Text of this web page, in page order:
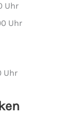
Uhr
Uhr
Uhr